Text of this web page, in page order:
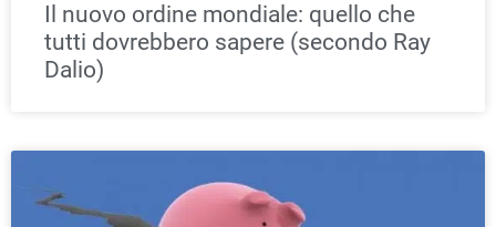
Il nuovo ordine mondiale: quello che
tutti dovrebbero sapere (secondo Ray
Dalio)